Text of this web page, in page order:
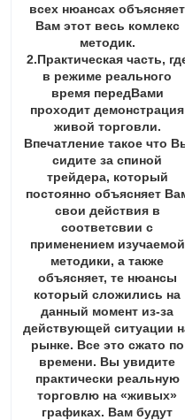
всех нюансах объясняет
Вам этот весь комлекс
методик.
2.Практическая часть,
в режиме реального
время передВами
проходит демонстрация
живой торговли.
Впечатление такое что
сидите за спиной
трейдера, который
постоянно объясняет
свои действия в
соответсвии с
применением изучаемой
методики, а также
объясняет, те нюансы
который сложились на
данный момент из-за
действующей ситуации
рынке. Все это сжато по
времени. Вы увидите
практически реальную
торговлю на «живых»
графиках. Вам будут